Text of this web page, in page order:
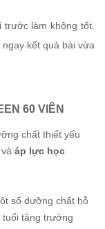
làm không tốt.
kết quả bài vừa
60 VIÊN
chất thiết yếu
và áp lực học
số dưỡng chất hỗ
tăng trưởng